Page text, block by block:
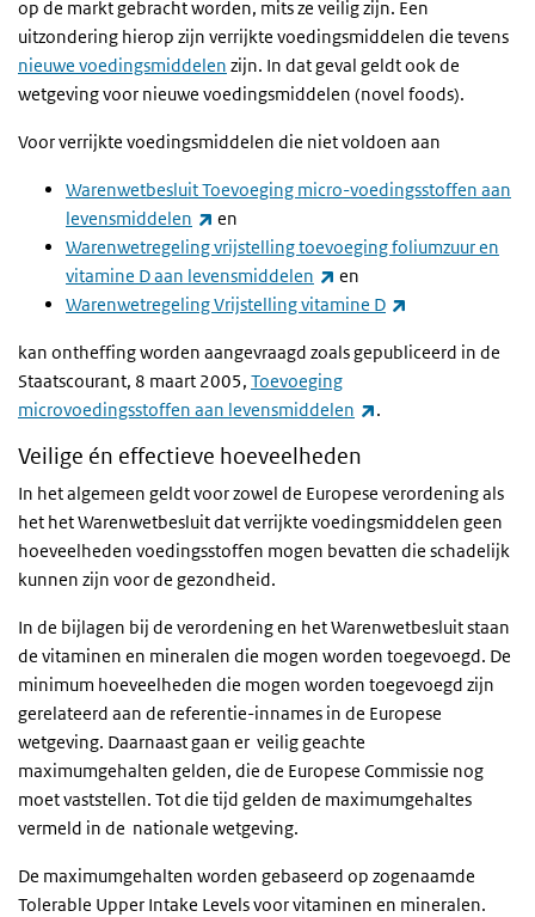
op de markt gebracht worden, mits ze veilig zijn. Een
uitzondering hierop zijn verrijkte voedingsmiddelen die tevens
nieuwe voedingsmiddelen zijn. In dat geval geldt ook de
wetgeving voor nieuwe voedingsmiddelen (novel foods).
Voor verrijkte voedingsmiddelen die niet voldoen aan
Warenwetbesluit Toevoeging micro-voedingsstoffen aan
levensmiddelen
(externe link)
en
Warenwetregeling vrijstelling toevoeging foliumzuur en
vitamine D aan levensmiddelen
(externe link)
en
Warenwetregeling Vrijstelling vitamine D
kan ontheffing worden aangevraagd zoals gepubliceerd in de
Staatscourant, 8 maart 2005, Toevoeging
microvoedingsstoffen aan levensmiddelen
.
Veilige én effectieve hoeveelheden
In het algemeen geldt voor zowel de Europese verordening als
het hetWarenwetbesluit dat verrijkte voedingsmiddelen geen
hoeveelheden voedingsstoffen mogen bevatten die schadelijk
kunnen zijn voor de gezondheid.
In de bijlagen bij de verordeningen het Warenwetbesluit staan
de vitaminen en mineralen die mogen worden toegevoegd. De
minimum hoeveelheden die mogen worden toegevoegd zijn
gerelateerd aan de referentie-innames in de Europese
wetgeving. Daarnaast gaan er veilig geachte
maximumgehalten gelden, die de Europese Commissie nog
moet vaststellen. Tot die tijd gelden de maximumgehaltes
vermeld in de nationale wetgeving.
De maximumgehalten worden gebaseerd op zogenaamde
Tolerable Upper Intake Levelsvoor vitaminen en mineralen.